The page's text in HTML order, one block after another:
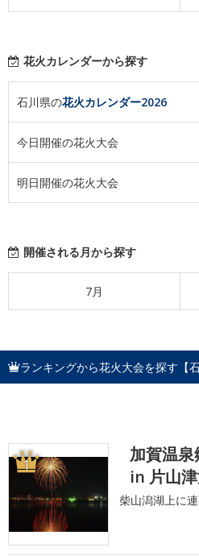
花火カレンダーから探す
石川県の花火カレンダー2026
今日開催の花火大会
明日開催の花火大会
開催される月から探す
7月
ランキングから花火大会を探す【石
1
加賀温泉
in 片山
柴山潟湖上に